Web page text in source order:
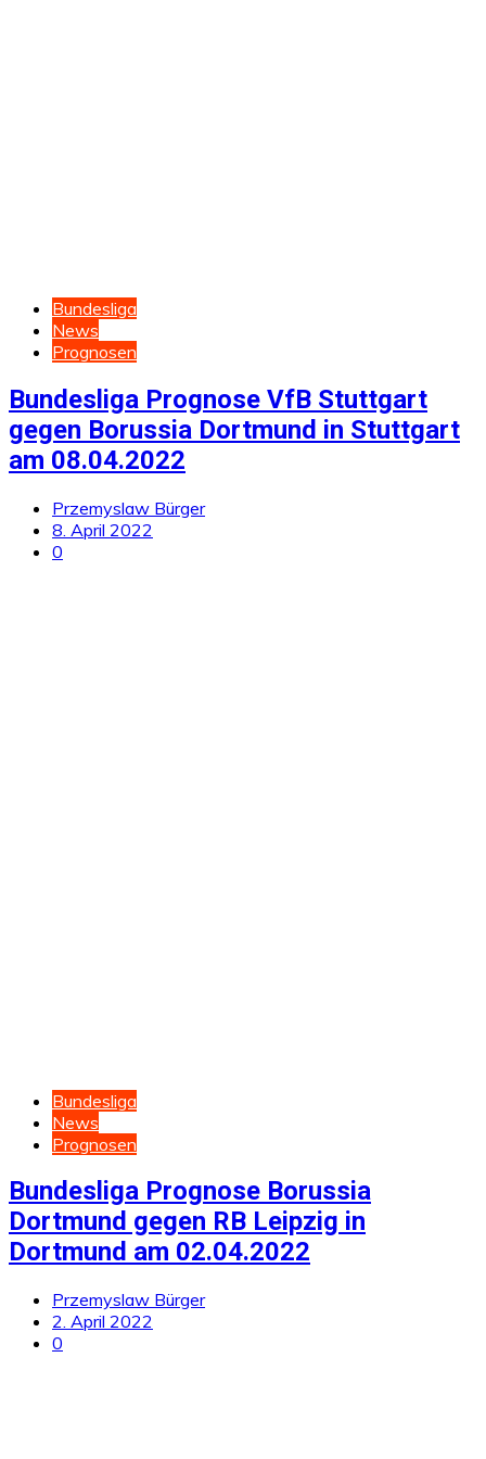
Bundesliga
News
Prognosen
Bundesliga Prognose VfB Stuttgart
gegen Borussia Dortmund in Stuttgart
am 08.04.2022
Przemyslaw Bürger
8. April 2022
0
Bundesliga
News
Prognosen
Bundesliga Prognose Borussia
Dortmund gegen RB Leipzig in
Dortmund am 02.04.2022
Przemyslaw Bürger
2. April 2022
0